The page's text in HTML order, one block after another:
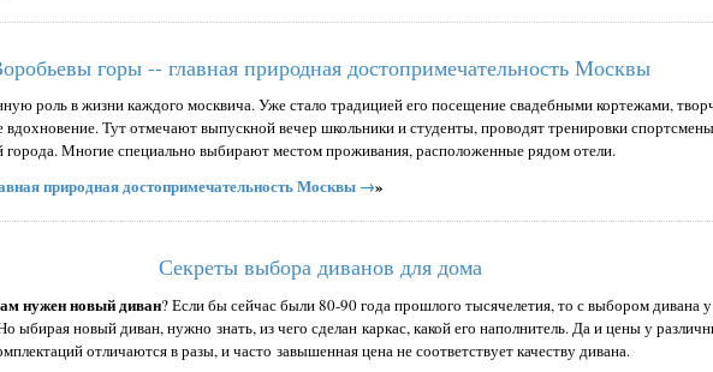
горы -- главная природная достопримечательность Москвы
роль в жизни каждого москвича. Уже стало традицией его посещение свадебными кортежами,
Тут отмечают выпускной вечер школьники и студенты, проводят тренировки
Многие специально выбирают местом проживания, расположенные рядом отели.
природная достопримечательность Москвы →»
Секреты выбора диванов для дома
нужен новый диван? Если бы сейчас были 80-90 года прошлого тысячелетия, то с выбором дивана
ыбирая новый диван, нужно знать, из чего сделан каркас, какой его наполнитель. Да и цены у
отличаются в разы, и часто завышенная цена не соответствует качеству дивана.